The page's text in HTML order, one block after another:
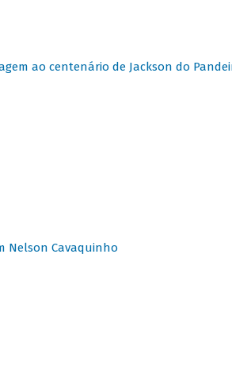
ao centenário de Jackson do
Nelson Cavaquinho